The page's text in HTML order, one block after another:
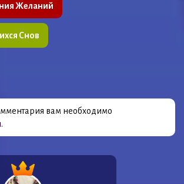
Желаний
Снов
вам необходимо
.